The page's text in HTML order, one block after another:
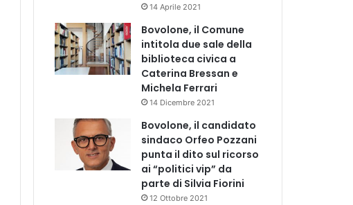
14 Aprile 2021
Bovolone, il Comune
intitola due sale della
biblioteca civica a
Caterina Bressan e
Michela Ferrari
14 Dicembre 2021
Bovolone, il candidato
sindaco Orfeo Pozzani
punta il dito sul ricorso
ai “politici vip” da
parte di Silvia Fiorini
12 Ottobre 2021